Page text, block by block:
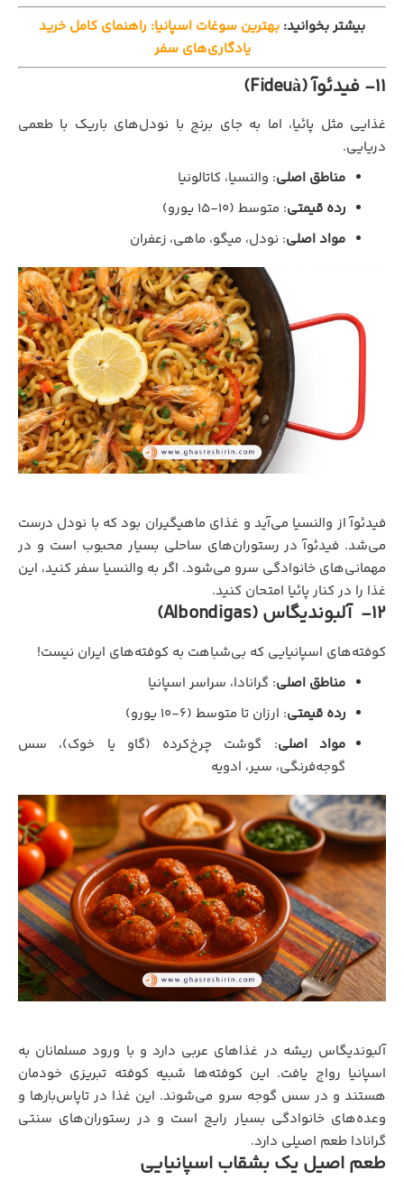
بیشتر بخوانید: بهترین سوغات اسپانیا: راهنمای کامل خرید
یادگاری‌های سفر
11- فیدئوآ (Fideuà)
غذایی مثل پائیا، اما به جای برنج با نودل‌های باریک با طعمی
دریایی.
مناطق اصلی: والنسیا، کاتالونیا
رده قیمتی: متوسط (۱۰-۱۵ یورو)
مواد اصلی: نودل، میگو، ماهی، زعفران
فیدئوآ از والنسیا می‌آید و غذای ماهیگیران بود که با نودل‌ درست
می‌شد. فیدئوآ در رستوران‌های ساحلی بسیار محبوب است و در
مهمانی‌های خانوادگی سرو می‌شود. اگر به والنسیا سفر کنید، این
غذا را در کنار پائیا امتحان کنید.
12- آلبوندیگاس (Albondigas)
کوفته‌های اسپانیایی که بی‌شباهت به کوفته‌های ایران نیست!
مناطق اصلی: گرانادا، سراسر اسپانیا
رده قیمتی: ارزان تا متوسط (۶-۱۰ یورو)
مواد اصلی: گوشت چرخ‌کرده (گاو یا خوک)، سس
گوجه‌فرنگی، سیر، ادویه
آلبوندیگاس ریشه در غذاهای عربی دارد و با ورود مسلمانان به
اسپانیا رواج یافت. این کوفته‌ها شبیه کوفته تبریزی خودمان
هستند و در سس گوجه سرو می‌شوند. این غذا در تاپاس‌بارها و
وعده‌های خانوادگی بسیار رایج است و در رستوران‌های سنتی
گرانادا طعم اصیلی دارد.
طعم اصیل یک بشقاب اسپانیایی